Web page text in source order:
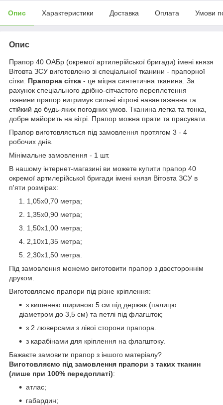
Опис Характеристики Доставка Оплата Умови
Опис
Прапор 40 ОАБр (окремої артилерійської бригади) імені князя
Вітовта ЗСУ виготовлено зі спеціальної тканини - прапорної
сітки. Прапорна сітка - це міцна синтетична тканина. За
рахунок спеціального дрібно-сітчастого переплетення
тканини прапор витримує сильні вітрові навантаження та
стійкий до будь-яких погодних умов. Тканина легка та тонка,
добре майорить на вітрі. Прапор можна прати та прасувати.
Прапор виготовляється під замовлення протягом 3 - 4
робочих днів.
Мінімальне замовлення - 1 шт.
В нашому інтернет-магазині ви можете купити прапор 40
окремої артилерійської бригади імені князя Вітовта ЗСУ в
п'яти розмірах:
1,05х0,70 метра;
1,35х0,90 метра;
1,50х1,00 метра;
2,10х1,35 метра;
2,30х1,50 метра.
Під замовлення можемо виготовити прапор з двостороннім
друком.
Виготовляємо прапори під різне кріплення:
з кишенею шириною 5 см під держак (палицю
діаметром до 3,5 см) та петлі під флагшток;
з 2 люверсами з лівої сторони прапора.
з карабінами для кріплення на флагштоку.
Бажаєте замовити прапор з іншого матеріалу?
Виготовляємо під замовлення прапори з таких тканин
(лише при 100% передоплаті):
атлас;
габардин;